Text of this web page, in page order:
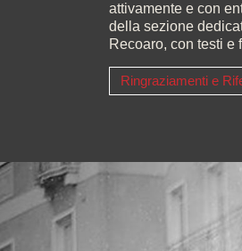
attivamente e con
della sezione
Recoaro, con testi e
Ringraziamenti e